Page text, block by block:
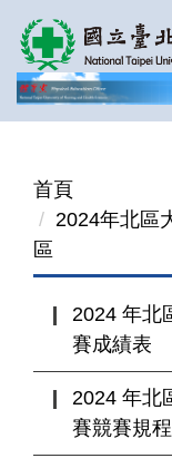
跳
到
主
要
首頁
2024年北區
區
2024 年北
賽成績表
2024 年北
賽競賽規程